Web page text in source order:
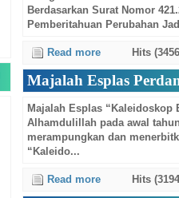
Berdasarkan Surat Nomor
Pemberitahuan Perubahan
Read more Hits
Majalah Esplas
Majalah Esplas
Alhamdulillah pada awal
merampungkan dan
“Kaleido...
Read more Hits